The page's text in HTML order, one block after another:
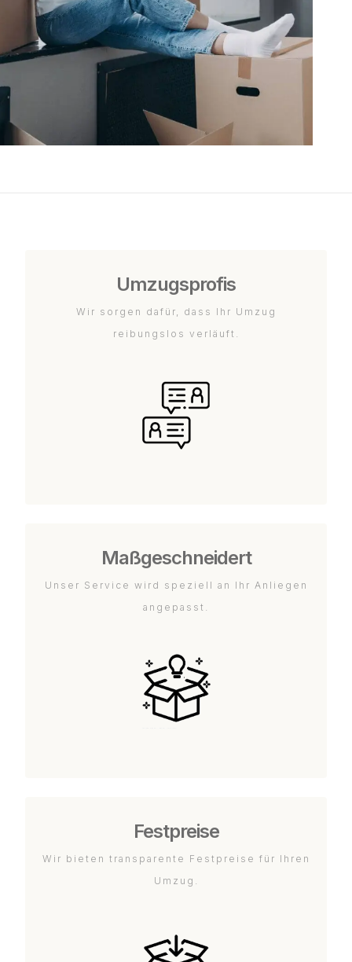
Umzugsprofis
Wir sorgen dafür, dass Ihr Umzug
reibungslos verläuft.
Maßgeschneidert
Unser Service wird speziell an Ihr Anliegen
angepasst.
Festpreise
Wir bieten transparente Festpreise für Ihren
Umzug.